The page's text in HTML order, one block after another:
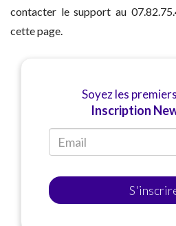
contacter le support au
cette page.
Soyez les
Inscription